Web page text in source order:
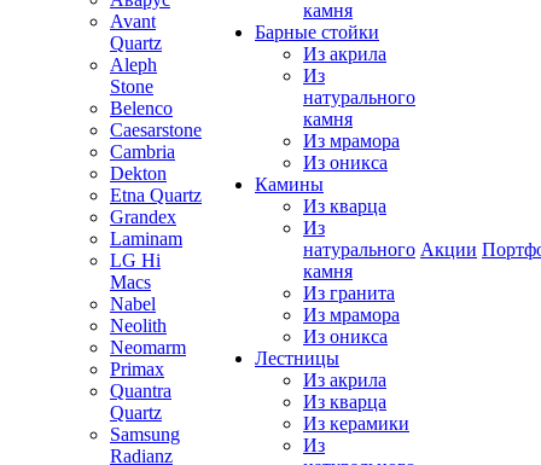
Avant
Quartz
Aleph
Stone
Belenco
Caesarstone
Cambria
Dekton
Etna Quartz
Grandex
Laminam
LG Hi
Macs
Nabel
Neolith
Neomarm
Primax
Quantra
Quartz
Samsung
Radianz
камня
Барные стойки
Из акрила
Из
натурального
камня
Из мрамора
Из оникса
Камины
Из кварца
Из
натурального
камня
Из гранита
Из мрамора
Из оникса
Лестницы
Из акрила
Из кварца
Из керамики
Из
Акции